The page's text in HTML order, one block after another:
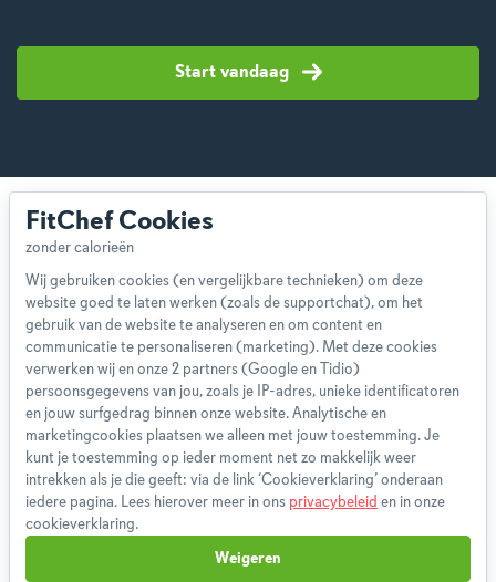
Start vandaag
Over ons
Team
App
Blog
Disclaimer
Gebruikersvoorwaarden
Methodologie
Privacybeleid
Cookieverklaring
Betaalmethoden
FitChef Cookies
Wij gebruiken cookies (en vergelijkbare technieken) om deze
website goed te laten werken (zoals de supportchat), om het
gebruik van de website te analyseren en om content en
communicatie te personaliseren (marketing). Met deze cookies
verwerken wij en onze 2 partners (Google en Tidio)
persoonsgegevens van jou, zoals je IP-adres, unieke identificatoren
en jouw surfgedrag binnen onze website. Analytische en
marketingcookies plaatsen we alleen met jouw toestemming. Je
kunt je toestemming op ieder moment net zo makkelijk weer
intrekken als je die geeft: via de link ‘Cookieverklaring’ onderaan
iedere pagina. Lees hierover meer in ons privacybeleid en in onze
cookieverklaring.
Weigeren